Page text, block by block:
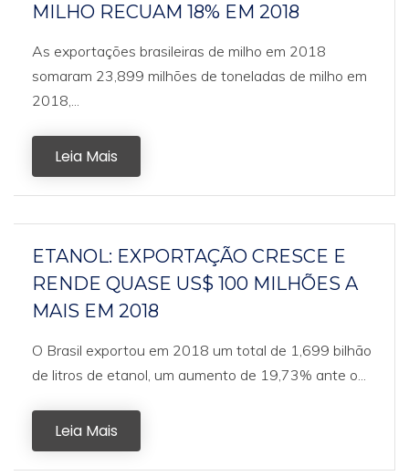
MILHO RECUAM 18% EM 2018
As exportações brasileiras de milho em 2018
somaram 23,899 milhões de toneladas de milho em
2018,...
Leia Mais
ETANOL: EXPORTAÇÃO CRESCE E
RENDE QUASE US$ 100 MILHÕES A
MAIS EM 2018
O Brasil exportou em 2018 um total de 1,699 bilhão
de litros de etanol, um aumento de 19,73% ante o...
Leia Mais